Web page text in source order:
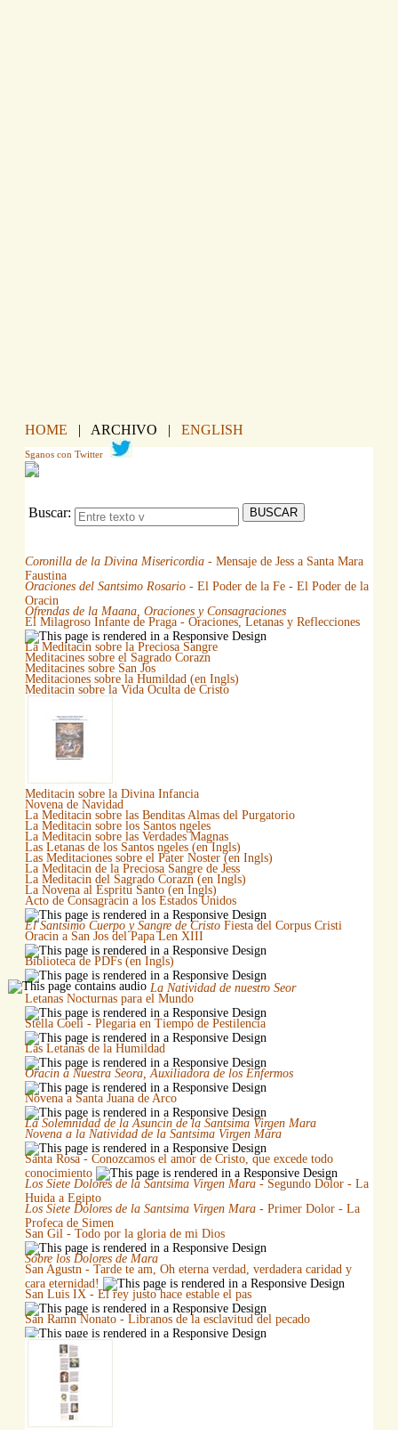
HOME | ARCHIVO | ENGLISH
Sganos con Twitter
Buscar:
Coronilla de la Divina Misericordia - Mensaje de Jess a Santa Mara
Faustina
Oraciones del Santsimo Rosario - El Poder de la Fe - El Poder de la
Oracin
Ofrendas de la Maana, Oraciones y Consagraciones
El Milagroso Infante de Praga - Oraciones, Letanas y Reflecciones
La Meditacin sobre la Preciosa Sangre
Meditacines sobre el Sagrado Corazn
Meditacines sobre San Jos
Meditaciones sobre la Humildad (en Ingls)
Meditacin sobre la Vida Oculta de Cristo
Meditacin sobre la Divina Infancia
Novena de Navidad
La Meditacin sobre las Benditas Almas del Purgatorio
La Meditacin sobre los Santos ngeles
La Meditacin sobre las Verdades Magnas
Las Letanas de los Santos ngeles (en Ingls)
Las Meditaciones sobre el Pater Noster (en Ingls)
La Meditacin de la Preciosa Sangre de Jess
La Meditacin del Sagrado Corazn (en Ingls)
La Novena al Espritu Santo (en Ingls)
Acto de Consagracin a los Estados Unidos
El Santsimo Cuerpo y Sangre de Cristo Fiesta del Corpus Cristi
Oracin a San Jos del Papa Len XIII
Biblioteca de PDFs (en Ingls)
La Natividad de nuestro Seor
Letanas Nocturnas para el Mundo
Stella Coeli - Plegaria en Tiempo de Pestilencia
Las Letanas de la Humildad
Oracin a Nuestra Seora, Auxiliadora de los Enfermos
Novena a Santa Juana de Arco
La Solemnidad de la Asuncin de la Santsima Virgen Mara
Novena a la Natividad de la Santsima Virgen Mara
Santa Rosa - Conozcamos el amor de Cristo, que excede todo
conocimiento
Los Siete Dolores de la Santsima Virgen Mara - Segundo Dolor - La
Huida a Egipto
Los Siete Dolores de la Santsima Virgen Mara - Primer Dolor - La
Profeca de Simen
San Gil - Todo por la gloria de mi Dios
Sobre los Dolores de Mara
San Agustn - Tarde te am, Oh eterna verdad, verdadera caridad y
cara eternidad!
San Luis IX - El rey justo hace estable el pas
San Ramn Nonato - Libranos de la esclavitud del pecado